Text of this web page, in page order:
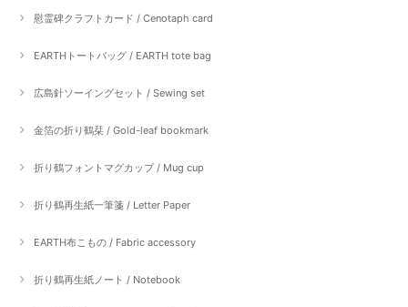
慰霊碑クラフトカード / Cenotaph card
EARTHトートバッグ / EARTH tote bag
広島針ソーイングセット / Sewing set
金箔の折り鶴栞 / Gold-leaf bookmark
折り鶴フォントマグカップ / Mug cup
折り鶴再生紙一筆箋 / Letter Paper
EARTH布こもの / Fabric accessory
折り鶴再生紙ノート / Notebook